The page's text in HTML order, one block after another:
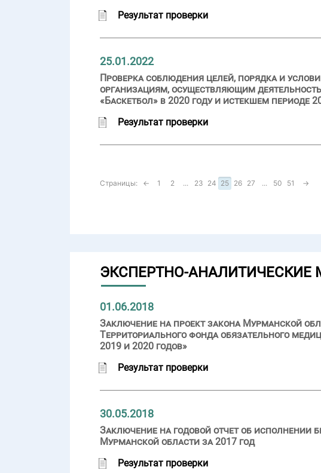
Результат проверки
25.01.2022
Проверка соблюдения целей, порядка и
организациям, осуществляющим
«Баскетбол» в 2020 году и истекшем периоде
Результат проверки
Страницы: ← 1 2 ... 23 24 25 26 27 ... 50 51 →
ЭКСПЕРТНО-АНАЛИТИЧЕСКИЕ
01.06.2018
Заключение на проект закона Мурманской
Территориального фонда обязательного
2019 и 2020 годов»
Результат проверки
30.05.2018
Заключение на годовой отчет об исполнении
Мурманской области за 2017 год
Результат проверки